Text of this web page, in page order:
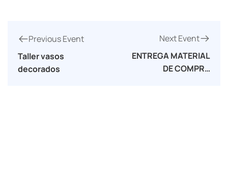
Previous Event
Taller vasos
decorados
Next Event
ENTREGA MATERIAL
DE COMPRA